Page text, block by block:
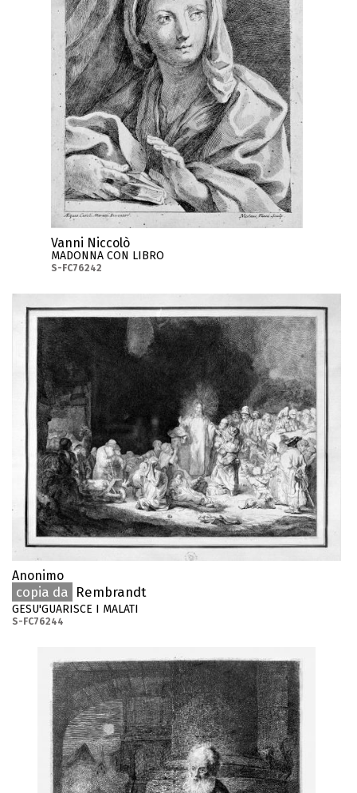
Vanni Niccolò
MADONNA CON LIBRO
S-FC76242
Anonimo
copia da Rembrandt
GESU'GUARISCE I MALATI
S-FC76244